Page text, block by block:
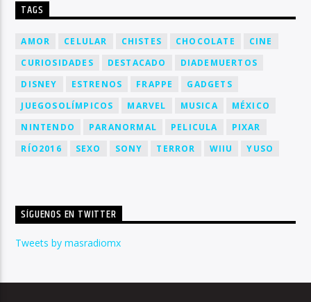
TAGS
AMOR CELULAR CHISTES CHOCOLATE
CINE
CURIOSIDADES
DESTACADO
DIADEMUERTOS
DISNEY
ESTRENOS FRAPPE
GADGETS
JUEGOSOLÍMPICOS
MARVEL MUSICA
MÉXICO
NINTENDO
PARANORMAL PELICULA
PIXAR
RÍO2016
SEXO SONY TERROR WIIU YUSO
SÍGUENOS EN TWITTER
Tweets by masradiomx